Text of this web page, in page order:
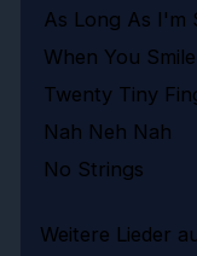
As Long As I'm
When You Smile
Twenty Tiny
Nah Neh Nah
No Strings
Weitere Lieder